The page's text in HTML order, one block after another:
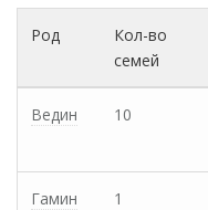
Род
Кол-во
семей
Ведин 10
Гамин 1